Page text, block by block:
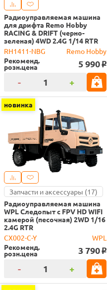
Радиоуправляемая машина
для дрифта Remo Hobby
RACING & DRIFT (черно-
зеленая) 4WD 2.4G 1/14 RTR
RH1411-NBG
Remo Hobby
Рекоменд.
розн.цена 5 990 o
- +
новинка
Запчасти и аксессуары (17)
Радиоуправляемая машина
WPL Следопыт с FPV HD WIFI
камерой (песочная) 2WD 1/16
2.4G RTR
CX002-C-Y
WPL
Рекоменд.
розн.цена 3 790 o
- +